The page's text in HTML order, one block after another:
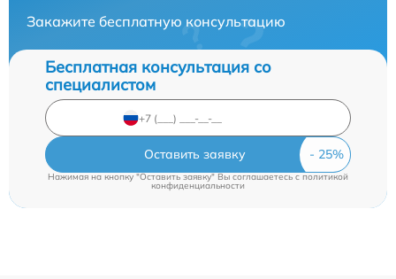
Закажите бесплатную консультацию
Бесплатная консультация со
специалистом
Оставить заявку
Нажимая на кнопку "Оставить заявку" Вы соглашаетесь cполитикой
конфиденциальности